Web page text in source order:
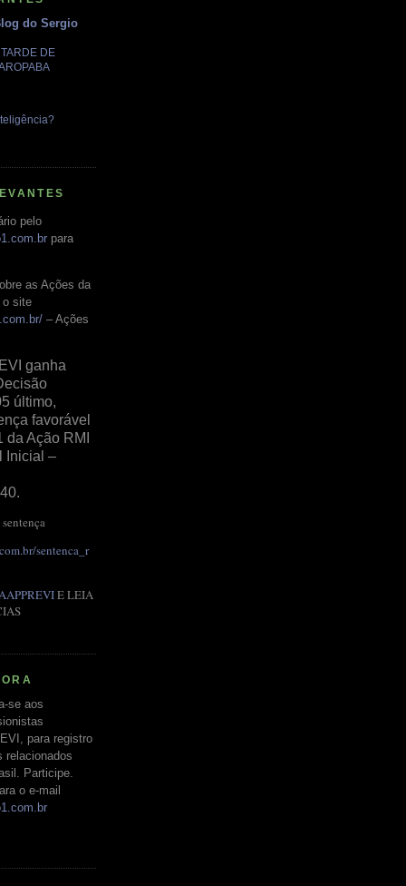
do Sergio
DE
pelo
para
as Ações da
o site
– Ações
ganha
último,
favorável
da Ação RMI
Inicial –
sentenca_r
AAPPREVIE LEIA
se aos
para registro
relacionados
Participe.
o e-mail